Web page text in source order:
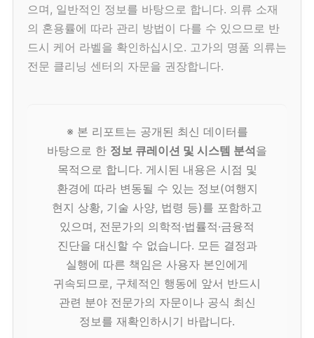
으며, 일반적인 정보를 바탕으로 합니다. 의류 소재
의 혼용률에 따라 관리 방법이 다를 수 있으므로 반
드시 케어 라벨을 확인하십시오. 고가의 명품 의류는
전문 클리닝 센터의 자문을 권장합니다.
※ 본 리포트는 공개된 최신 데이터를
바탕으로 한 정보 큐레이션 및 시스템 분석을
목적으로 합니다. 게시된 내용은 시점 및
환경에 따라 변동될 수 있는 정보(여행지
현지 상황, 기술 사양, 법령 등)를 포함하고
있으며, 전문가의 의학적·법률적·금융적
진단을 대신할 수 없습니다. 모든 결정과
실행에 따른 책임은 사용자 본인에게
귀속되므로, 구체적인 행동에 앞서 반드시
관련 분야 전문가의 자문이나 공식 최신
정보를 재확인하시기 바랍니다.